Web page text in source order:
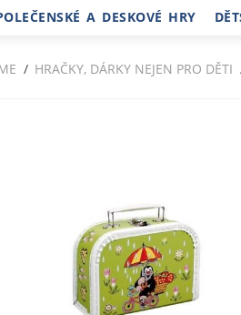
A DESKOVÉ HRY
HRAČKY, DÁRKY NEJEN PRO DĚTI